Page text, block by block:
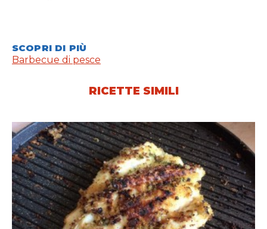
SCOPRI DI PIÙ
Barbecue di pesce
RICETTE SIMILI